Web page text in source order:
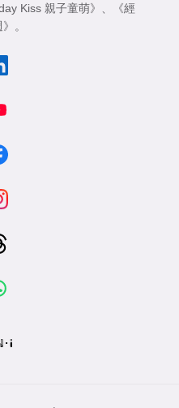
Kiss 親子童萌》
《經
。